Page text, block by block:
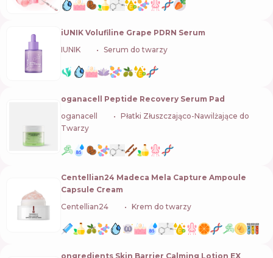
iUNIK Volufiline Grape PDRN Serum
IUNIK
Serum do twarzy
oganacell Peptide Recovery Serum Pad
oganacell
Płatki Złuszczająco-Nawilżające do
Twarzy
Centellian24 Madeca Mela Capture Ampoule
Capsule Cream
Centellian24
Krem do twarzy
ongredients Skin Barrier Calming Lotion EX